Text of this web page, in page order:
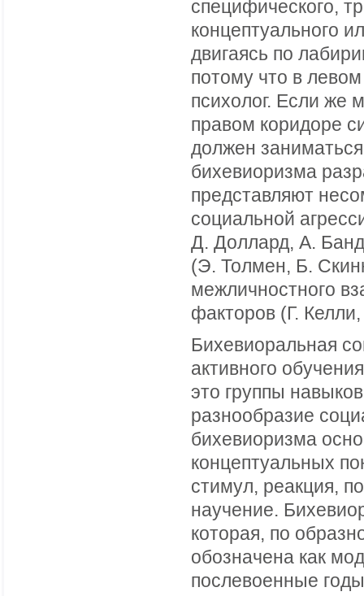
специфического,
концептуального
двигаясь по
потому что в
психолог. Если же
правом коридоре
должен
бихевиоризма
представляют
социальной
Д. Доллард, А.
(Э. Толмен, Б.
межличностного
факторов (Г.
Бихевиоральная
активного
это группы
разнообразие
бихевиоризма
концептуальных
стимул, реакция,
научение.
которая, по
обозначена как
послевоенные